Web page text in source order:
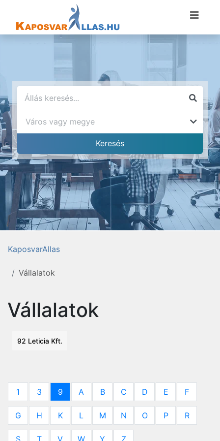
KaposvarAllas
Vállalatok
Vállalatok
92 Leticia Kft.
1 3 9 A B C D E F
G H K L M N O P R
S T V W Y Z